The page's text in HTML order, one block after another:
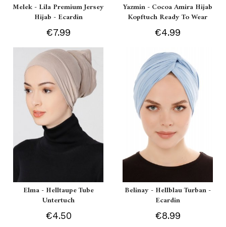
Melek - Lila Premium Jersey
Hijab - Ecardin
€7.99
Yazmin - Cocoa Amira Hijab
Kopftuch Ready To Wear
€4.99
Elma - Helltaupe Tube
Untertuch
€4.50
Belinay - Hellblau Turban -
Ecardin
€8.99